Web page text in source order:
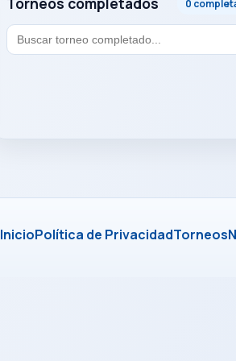
0
InicioPolítica de PrivacidadTorneos